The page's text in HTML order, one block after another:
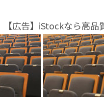
【広告】iStockなら高